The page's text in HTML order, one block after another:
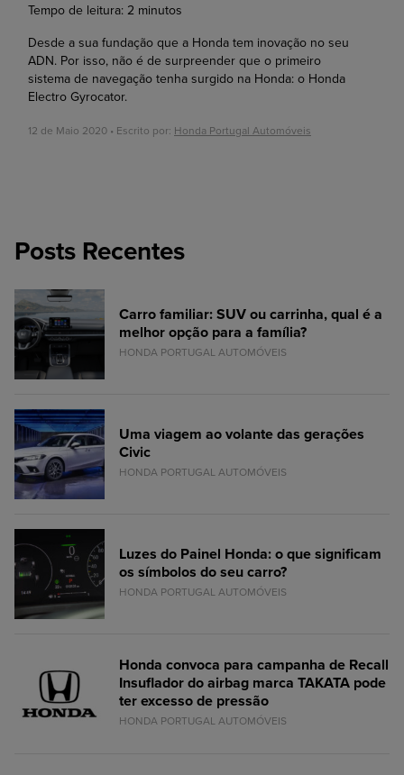
Tempo de leitura: 2 minutos
Desde a sua fundação que a Honda tem inovação no seu
ADN. Por isso, não é de surpreender que o primeiro
sistema de navegação tenha surgido na Honda: o Honda
Electro Gyrocator.
12 de Maio 2020 • Escrito por: Honda Portugal Automóveis
Posts Recentes
Carro familiar: SUV ou carrinha, qual é a
melhor opção para a família?
HONDA PORTUGAL AUTOMÓVEIS
Uma viagem ao volante das gerações
Civic
HONDA PORTUGAL AUTOMÓVEIS
Luzes do Painel Honda: o que significam
os símbolos do seu carro?
HONDA PORTUGAL AUTOMÓVEIS
Honda convoca para campanha de Recall
Insuflador do airbag marca TAKATA pode
ter excesso de pressão
HONDA PORTUGAL AUTOMÓVEIS